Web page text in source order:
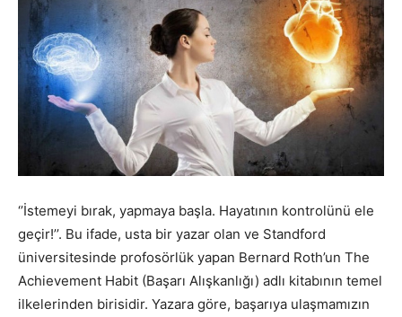
‘’İstemeyi bırak, yapmaya başla. Hayatının kontrolünü ele
geçir!’’. Bu ifade, usta bir yazar olan ve Standford
üniversitesinde profosörlük yapan Bernard Roth’un The
Achievement Habit (Başarı Alışkanlığı) adlı kitabının temel
ilkelerinden birisidir. Yazara göre, başarıya ulaşmamızın